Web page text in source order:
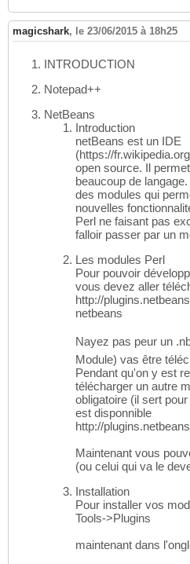
magicshark, le 23/06/2015 à 18h25
INTRODUCTION
Notepad++
NetBeans
Introduction
netBeans est un IDE
(https://
open source. Il
beaucoup de
des modules qui
nouvelles
Perl ne faisant pas
falloir passer par un
Les modules Perl
Pour pouvoir
vous devez aller
http://
netbeans
Nayez pas peur un
Module) vas être
Pendant qu'on y est
télécharger un autre
obligatoire (il sert
est disponnible
http://
Maintenant vous
(ou celui qui va le
Installation
Pour installer vos
Tools->Plugins
maintenant dans